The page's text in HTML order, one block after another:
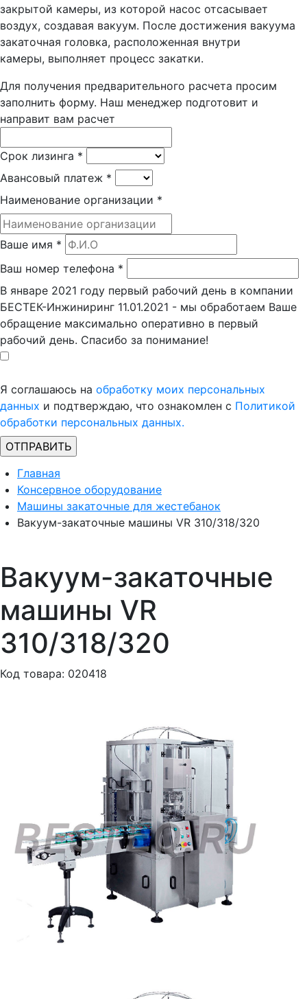
закрытой камеры, из которой насос отсасывает
воздух, создавая вакуум. После достижения вакуума
закаточная головка, расположенная внутри
камеры, выполняет процесс закатки.
Для получения предварительного расчета просим
заполнить форму. Наш менеджер подготовит и
направит вам расчет
Срок лизинга *
Авансовый платеж *
Наименование организации *
Ваше имя *
Ваш номер телефона *
В январе 2021 году первый рабочий день в компании
БЕСТЕК-Инжиниринг 11.01.2021 - мы обработаем Ваше
обращение максимально оперативно в первый
рабочий день. Спасибо за понимание!
Я соглашаюсь на обработку моих персональных
данных и подтверждаю, что ознакомлен с Политикой
обработки персональных данных.
Главная
Консервное оборудование
Машины закаточные для жестебанок
Вакуум-закаточные машины VR 310/318/320
Вакуум-закаточные
машины VR
310/318/320
Код товара: 020418